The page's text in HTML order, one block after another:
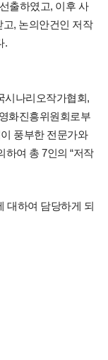
출하였고, 이후 사
, 논의안건인 저작
.
시나리오작가협회,
화진흥위원회로부
풍부한 전문가와
여 총 7인의 “저작
대하여 담당하게 되